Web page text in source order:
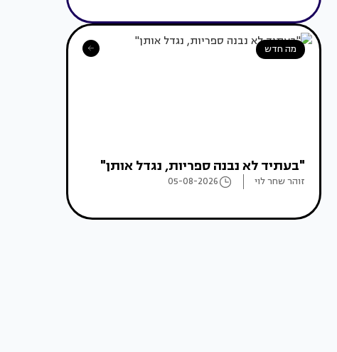
מה חדש
"בעתיד לא נבנה ספריות, נגדל אותן"
זוהר שחר לוי 05-08-2026